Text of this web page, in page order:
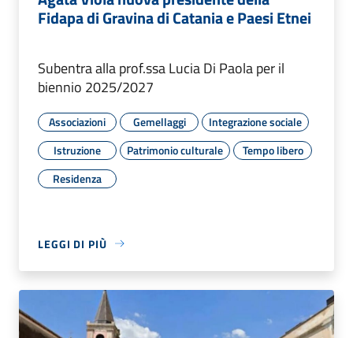
Fidapa di Gravina di Catania e Paesi Etnei
Subentra alla prof.ssa Lucia Di Paola per il
biennio 2025/2027
Associazioni Gemellaggi
Integrazione sociale
Istruzione
Patrimonio culturale
Tempo libero
Residenza
LEGGI DI PIÙ